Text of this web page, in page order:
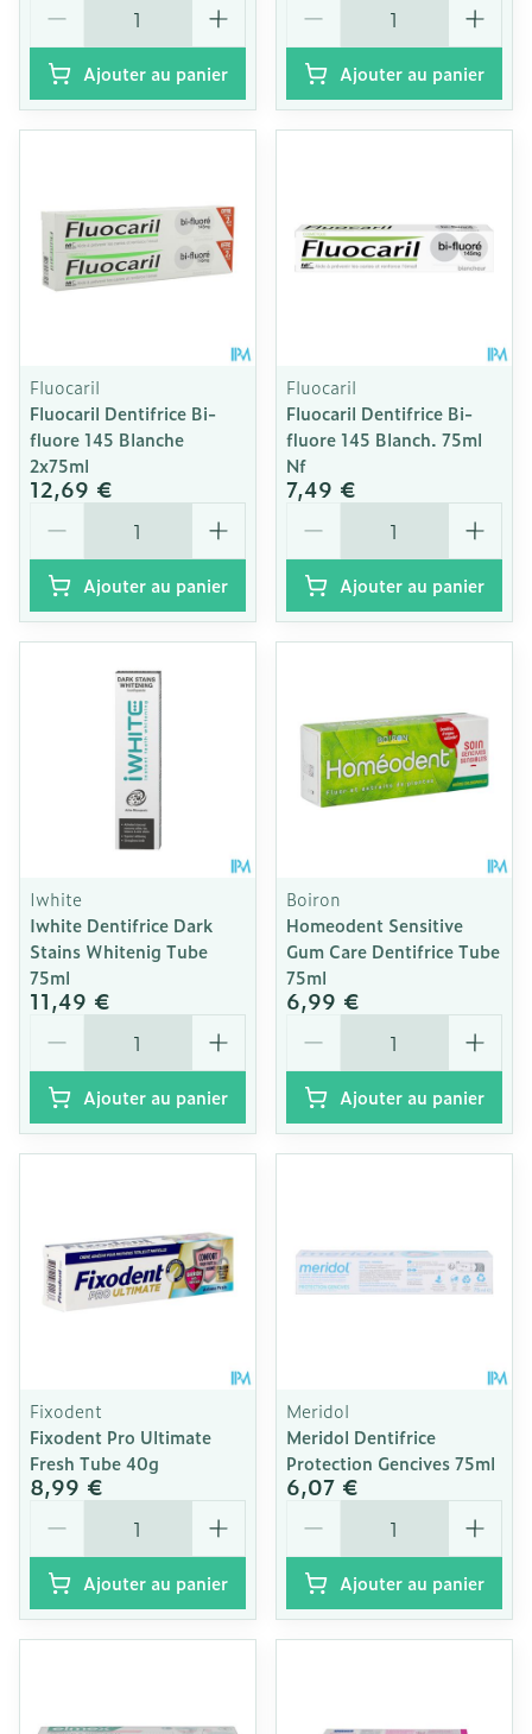
Ajouter au panier Ajouter au panier
Fluocaril
Fluocaril Dentifrice Bi-
fluore 145 Blanche
2x75ml
12,69 €
Ajouter au panier
Fluocaril
Fluocaril Dentifrice Bi-
fluore 145 Blanch. 75ml
Nf
7,49 €
Ajouter au panier
Iwhite
Iwhite Dentifrice Dark
Stains Whitenig Tube
75ml
11,49 €
Ajouter au panier
Boiron
Homeodent Sensitive
Gum Care Dentifrice Tube
75ml
6,99 €
Ajouter au panier
Fixodent
Fixodent Pro Ultimate
Fresh Tube 40g
8,99 €
Ajouter au panier
Meridol
Meridol Dentifrice
Protection Gencives 75ml
6,07 €
Ajouter au panier